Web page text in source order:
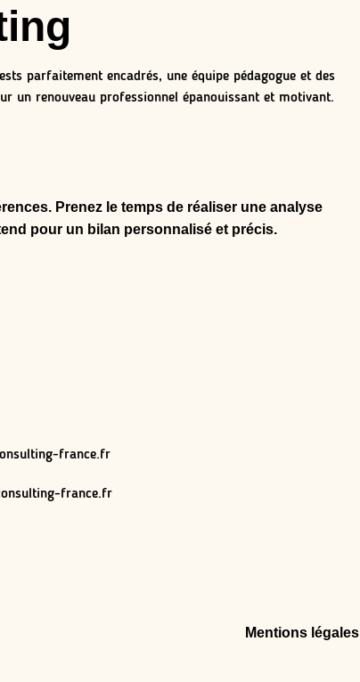
parfaitement encadrés, une équipe pédagogue et des
un renouveau professionnel épanouissant et motivant.
. Prenez le temps de réaliser une analyse
pour un bilan personnalisé et précis.
france.fr
france.fr
Mentions légales